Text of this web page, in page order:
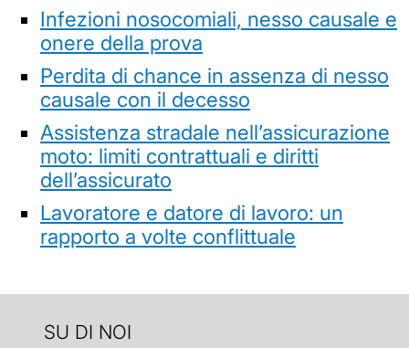
Infezioni nosocomiali, nesso causale e
onere della prova
Perdita di chance in assenza di nesso
causale con il decesso
Assistenza stradale nell’assicurazione
moto: limiti contrattuali e diritti
dell’assicurato
Lavoratore e datore di lavoro: un
rapporto a volte conflittuale
SU DI NOI